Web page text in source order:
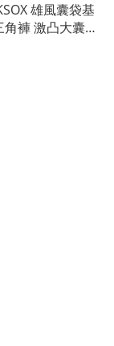
雄風囊袋基
角褲 激凸大囊
CX01N